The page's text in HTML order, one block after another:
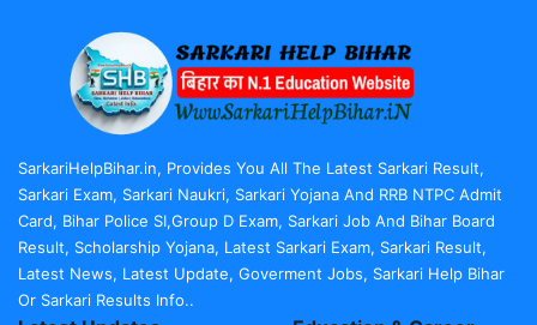
SarkariHelpBihar.in, Provides You All The Latest Sarkari Result,
Sarkari Exam, Sarkari Naukri, Sarkari Yojana And RRB NTPC Admit
Card, Bihar Police SI,Group D Exam, Sarkari Job And Bihar Board
Result, Scholarship Yojana, Latest Sarkari Exam, Sarkari Result,
Latest News, Latest Update, Goverment Jobs, Sarkari Help Bihar
Or Sarkari Results Info..